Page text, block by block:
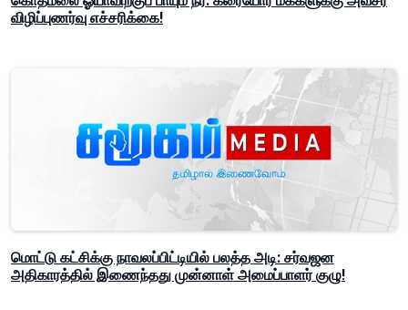
விழிப்புணர்வு எச்சரிக்கை!
மொட்டு கட்சிக்கு நாவலப்பிட்டியில் பலத்த அடி: சர்வஜன
அதிகாரத்தில் இணைந்தது முன்னாள் அமைப்பாளர் குழு!